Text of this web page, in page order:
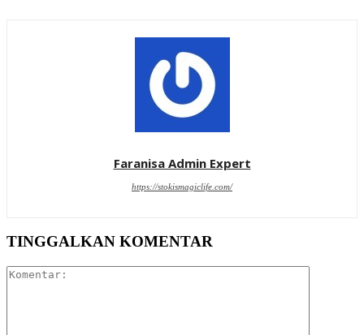
Faranisa Admin Expert
https://stokismagiclife.com/
TINGGALKAN KOMENTAR